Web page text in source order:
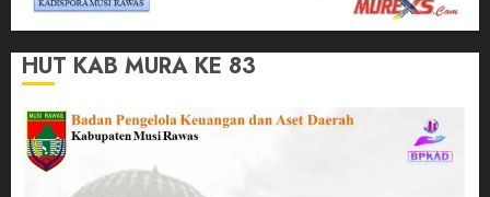
HUT KAB MURA KE 83